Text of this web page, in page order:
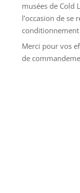
musées de Cold
l’occasion de se
conditionnement
Merci pour vos
de